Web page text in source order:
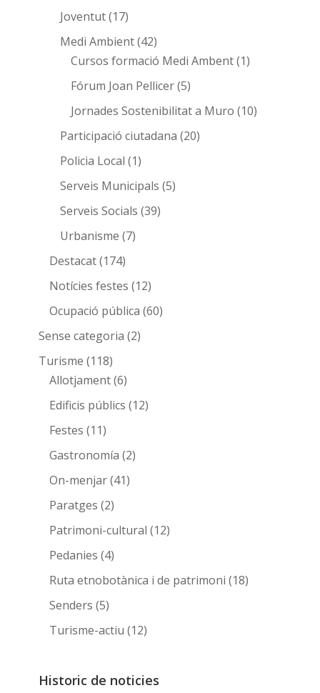
Joventut(17)
Medi Ambient(42)
Cursos formació Medi Ambent(1)
Fórum Joan Pellicer(5)
Jornades Sostenibilitat a Muro (10)
Participació ciutadana (20)
Policia Local (1)
Serveis Municipals (5)
Serveis Socials (39)
Urbanisme (7)
Destacat(174)
Notícies festes (12)
Ocupació pública (60)
Sense categoria (2)
Turisme (118)
Allotjament(6)
Edificis públics (12)
Festes (11)
Gastronomía (2)
On-menjar(41)
Paratges (2)
Patrimoni-cultural (12)
Pedanies (4)
Ruta etnobotànica i de patrimoni (18)
Senders (5)
Turisme-actiu (12)
Historic de noticies